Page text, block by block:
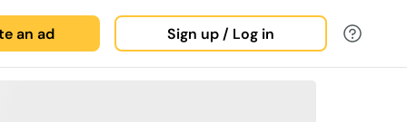
an ad Sign up / Log in